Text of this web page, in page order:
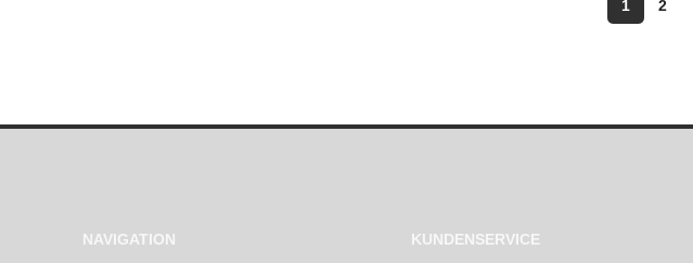
1 2
NAVIGATION KUNDENSERVICE